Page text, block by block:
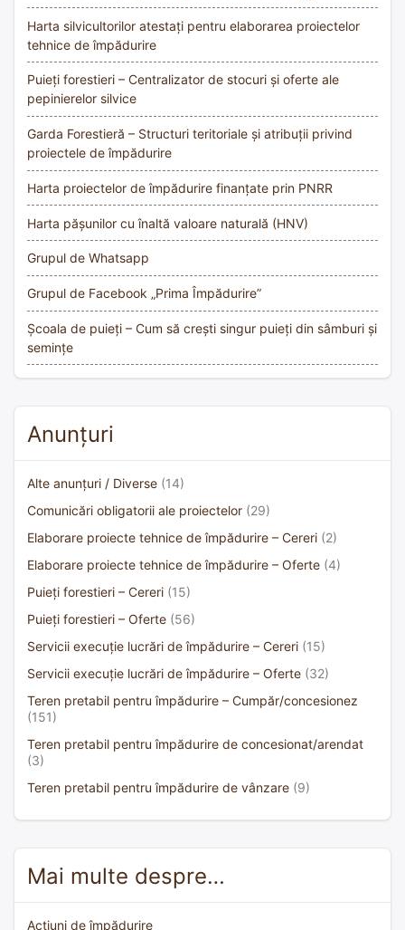
Harta silvicultorilor atestați pentru elaborarea proiectelor
tehnice de împădurire
Puieți forestieri – Centralizator de stocuri și oferte ale
pepinierelor silvice
Garda Forestieră – Structuri teritoriale și atribuții privind
proiectele de împădurire
Harta proiectelor de împădurire finanțate prin PNRR
Harta pășunilor cu înaltă valoare naturală (HNV)
Grupul de Whatsapp
Grupul de Facebook „Prima Împădurire”
Școala de puieți – Cum să crești singur puieți din sâmburi și
semințe
Anunțuri
Alte anunțuri / Diverse (14)
Comunicări obligatorii ale proiectelor (29)
Elaborare proiecte tehnice de împădurire – Cereri (2)
Elaborare proiecte tehnice de împădurire – Oferte (4)
Puieți forestieri – Cereri (15)
Puieți forestieri – Oferte (56)
Servicii execuție lucrări de împădurire – Cereri (15)
Servicii execuție lucrări de împădurire – Oferte (32)
Teren pretabil pentru împădurire – Cumpăr/concesionez
(151)
Teren pretabil pentru împădurire de concesionat/arendat
(3)
Teren pretabil pentru împădurire de vânzare (9)
Mai multe despre…
Acțiuni de împădurire